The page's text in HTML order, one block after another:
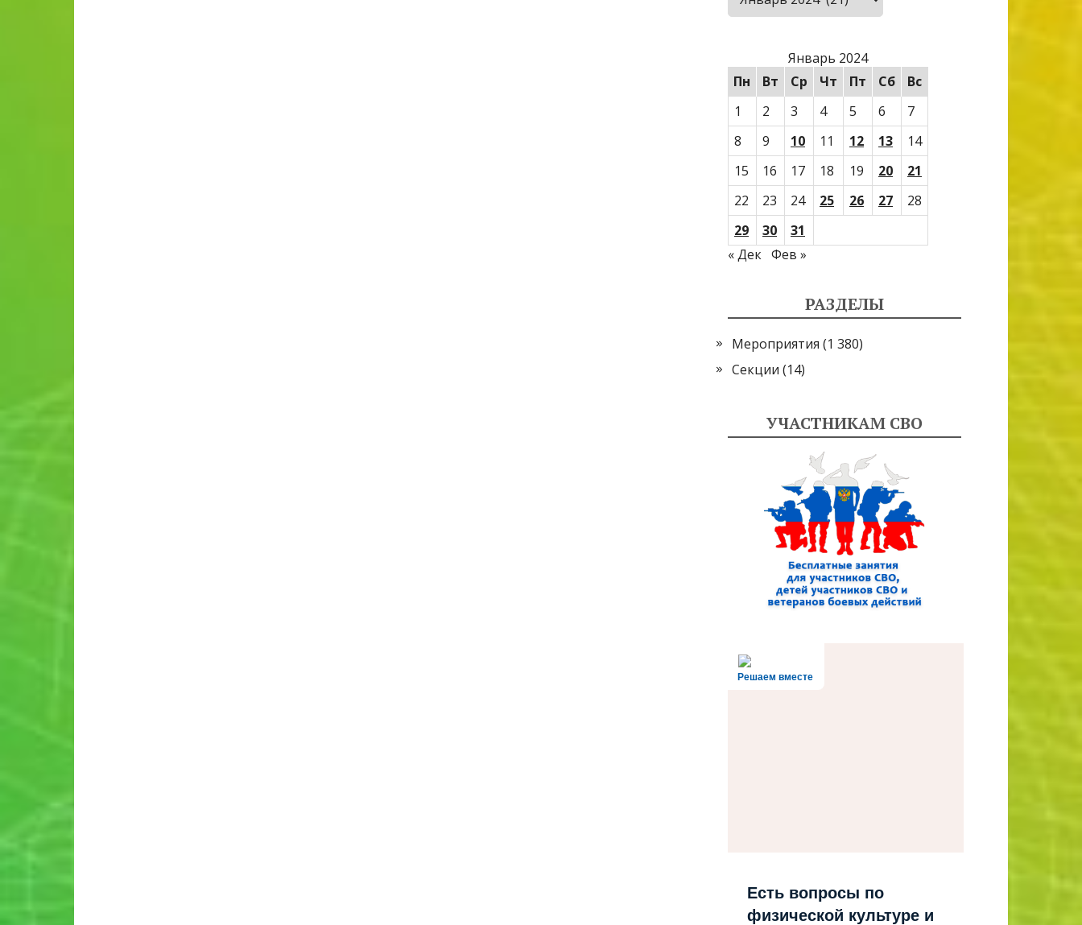
Январь 2024
Пн
Вт Ср Чт Пт Сб
Вс
1
2 3 4 5 6
7
8
9 10 11 12 13
14
15
16 17 18 19 20
21
22
23 24 25 26 27
28
29
30
31
« Дек Фев »
РАЗДЕЛЫ
Мероприятия (1 380)
Секции (14)
УЧАСТНИКАМ СВО
Решаем вместе
Есть вопросы по
физической культуре и